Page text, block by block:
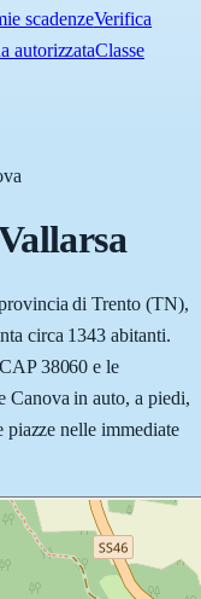
scadenzeVerifica
autorizzataClasse
di Trento (TN),
circa 1343 abitanti.
38060 e le
Canova in auto, a piedi,
nelle immediate